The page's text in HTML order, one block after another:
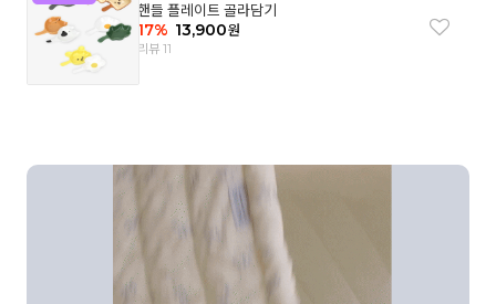
핸들 플레이트 골라담기
17% 13,900원
리뷰 11